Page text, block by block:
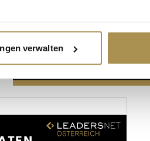
werden, und legen Sie
Funktionen für soziale
Analysen weiter. Unsere
verwalten